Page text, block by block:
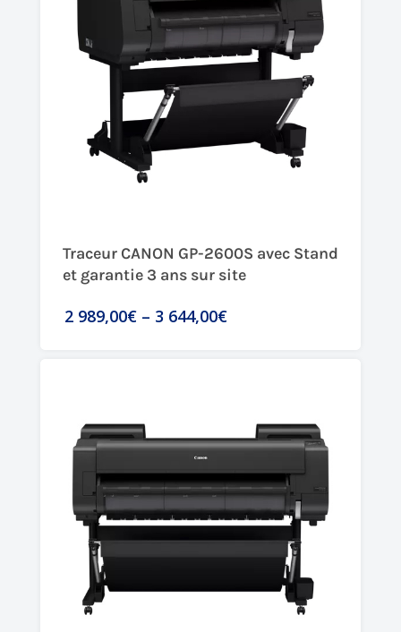
Traceur CANON GP-2600S avec Stand
et garantie 3 ans sur site
2 989,00€ – 3 644,00€